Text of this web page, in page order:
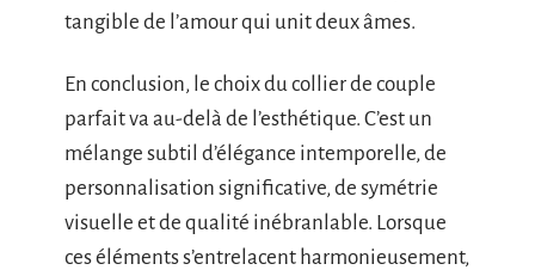
tangible de l’amour qui unit deux âmes.
En conclusion, le choix du collier de couple
parfait va au-delà de l’esthétique. C’est un
mélange subtil d’élégance intemporelle, de
personnalisation significative, de symétrie
visuelle et de qualité inébranlable. Lorsque
ces éléments s’entrelacent harmonieusement,